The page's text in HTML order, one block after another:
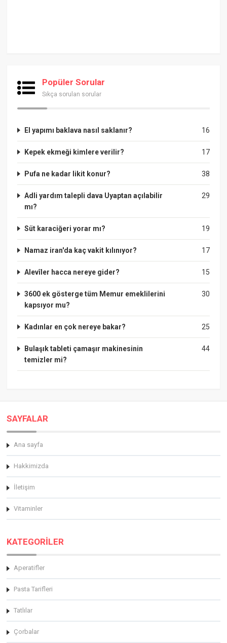
Popüler Sorular
Sıkça sorulan sorular
16
El yapımı baklava nasıl saklanır?
17
Kepek ekmeği kimlere verilir?
38
Pufa ne kadar likit konur?
29
Adli yardım talepli dava Uyaptan açılabilir
mı?
19
Süt karaciğeri yorar mı?
17
Namaz iran'da kaç vakit kılınıyor?
15
Alevîler hacca nereye gider?
30
3600 ek gösterge tüm Memur emeklilerini
kapsıyor mu?
25
Kadınlar en çok nereye bakar?
44
Bulaşık tableti çamaşır makinesinin
temizler mi?
SAYFALAR
Ana sayfa
Hakkimizda
İletişim
Vitaminler
KATEGORİLER
Aperatifler
Pasta Tarifleri
Tatlılar
Çorbalar